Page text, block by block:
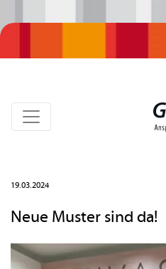
19.03.2024
Neue Muster sind da!